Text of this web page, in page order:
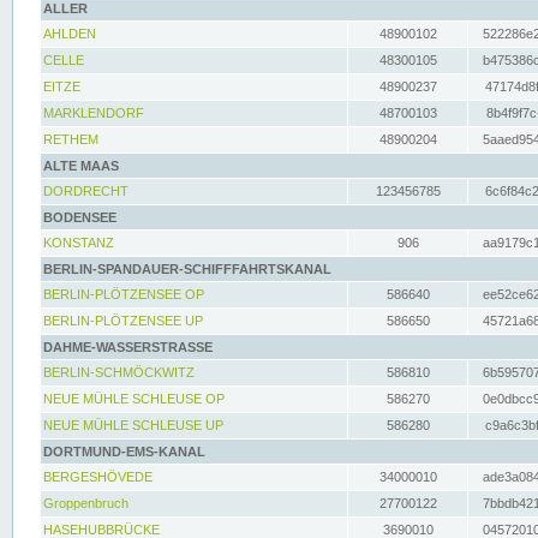
ALLER
AHLDEN
48900102
CELLE
48300105
EITZE
48900237
MARKLENDORF
48700103
RETHEM
48900204
ALTE MAAS
DORDRECHT
123456785
BODENSEE
KONSTANZ
906
BERLIN-SPANDAUER-SCHIFFFAHRTSKANAL
BERLIN-PLÖTZENSEE OP
586640
BERLIN-PLÖTZENSEE UP
586650
DAHME-WASSERSTRASSE
BERLIN-SCHMÖCKWITZ
586810
NEUE MÜHLE SCHLEUSE OP
586270
NEUE MÜHLE SCHLEUSE UP
586280
DORTMUND-EMS-KANAL
BERGESHÖVEDE
34000010
Groppenbruch
27700122
HASEHUBBRÜCKE
3690010